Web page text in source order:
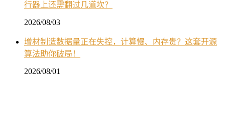
行器上还需翻过几道坎？
2026/08/03
增材制造数据量正在失控，计算慢、内存贵？这套开源
算法助你破局！
2026/08/01